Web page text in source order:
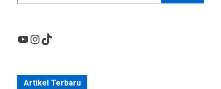
YouTube
Instagram
TikTok
Artikel Terbaru